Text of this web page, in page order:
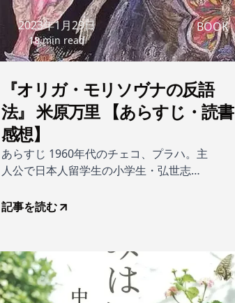
2023年1月29日
18 min read
BOOK
『オリガ・モリソヴナの反語
法』 米原万里 【あらすじ・読書
感想】
あらすじ 1960年代のチェコ、プラハ。主
人公で日本人留学生の小学生・弘世志摩
モリソヴナは、その卓越した舞踊技術だ
大袈裟に誉めるのは罵倒の裏返しであ
り、けなすのは誉め言葉の代わりだっ
た。
記事を読む